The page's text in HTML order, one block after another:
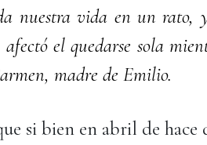
nuestra vida en un rato,
el quedarse sola
madre de Emilio.
si bien en abril de hace